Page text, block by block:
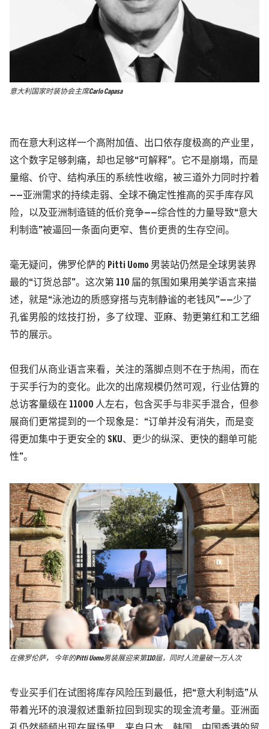
意大利国家时装协会主席Carlo Capasa
而在意大利这样一个高附加值、出口依存度极高的产业里，
这个数字足够刺痛，却也足够“可解释”。它不是崩塌，而是
量缩、价守、结构承压的系统性收缩，被三道外力同时拧着
——亚洲需求的持续走弱、全球不确定性推高的买手库存风
险，以及亚洲制造链的低价竞争——综合性的力量导致“意大
利制造”被逼回一条面向更窄、售价更贵的生存空间。
毫无疑问，佛罗伦萨的 Pitti Uomo 男装站仍然是全球男装界
最的“订货总部”。这次第 110 届的氛围如果用美学语言来描
述，就是“泳池边的质感穿搭与克制静谧的老钱风”——少了
孔雀男般的炫技打扮，多了纹理、亚麻、勃更第红和工艺细
节的展示。
但我们从商业语言来看，关注的落脚点则不在于热闹，而在
于买手行为的变化。此次的出席规模仍然可观，行业估算的
总访客量级在 11000 人左右，包含买手与非买手混合，但参
展商们更常提到的一个现象是： “订单并没有消失，而是变
得更加集中于更安全的 SKU、更少的纵深、更快的翻单可能
性”。
在佛罗伦萨， 今年的Pitti Uomo男装展迎来第110届，同时人流量破一万人次
专业买手们在试图将库存风险压到最低，把“意大利制造”从
带着光环的浪漫叙述重新拉回到现实的现金流考量。亚洲面